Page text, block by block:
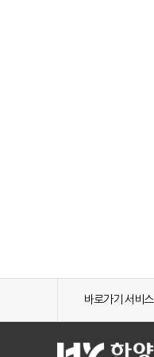
바로가기 서비스